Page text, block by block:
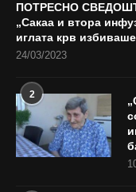
ПОТРЕСНО
„Сакаа и втора
иглата крв
24/03/2023
2